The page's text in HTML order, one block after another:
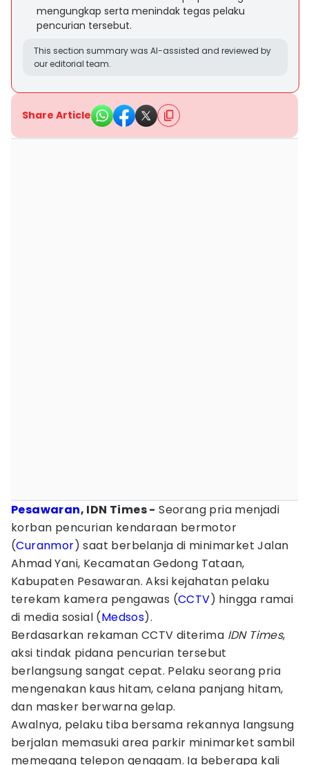
mengungkap serta menindak tegas pelaku
pencurian tersebut.
This section summary was AI-assisted and reviewed by
our editorial team.
Share Article
Pesawaran, IDN Times - Seorang pria menjadi
korban pencurian kendaraan bermotor
(Curanmor) saat berbelanja di minimarket Jalan
Ahmad Yani, Kecamatan Gedong Tataan,
Kabupaten Pesawaran. Aksi kejahatan pelaku
terekam kamera pengawas (CCTV) hingga ramai
di media sosial (Medsos).
Berdasarkan rekaman CCTV diterima IDN Times,
aksi tindak pidana pencurian tersebut
berlangsung sangat cepat. Pelaku seorang pria
mengenakan kaus hitam, celana panjang hitam,
dan masker berwarna gelap.
Awalnya, pelaku tiba bersama rekannya langsung
berjalan memasuki area parkir minimarket sambil
memegang telepon genggam. Ia beberapa kali